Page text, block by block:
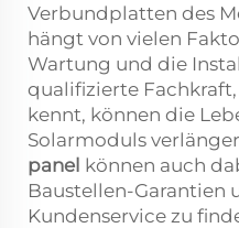
Verbundplatten des
hängt von vielen
Wartung und die
qualifizierte
kennt, können die
Solarmoduls
panel können auch
Baustellen-Garantien
Kundenservice zu